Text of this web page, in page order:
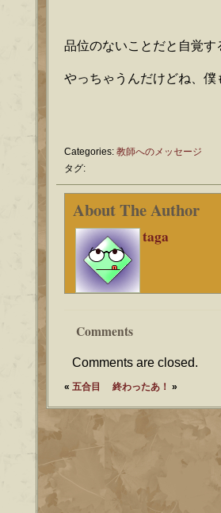
品位のないことだと自覚す
やっちゃうんだけどね、僕
Categories: 教師へのメッセージ
タグ:
About The Author
taga
Comments
Comments are closed.
« 五合目 終わったあ！ »